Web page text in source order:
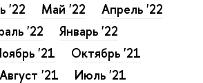
'22 Май '22
Апрель '22
'22
Январь '22
'21
Октябрь '21
Август '21
Июль '21